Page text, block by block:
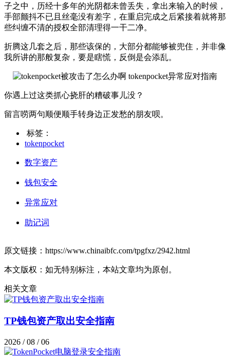
子之中，历经十多年的光阴都未曾丢失，拿出来输入的时候，
手部颤抖不已且丝毫没有差字，在重启完成之后紧接着就将那
些纠缠不清的授权全部清理得一干二净。
折腾这几套之后，那些该保的，大部分都能够被兜住，并非像
我所讲的那般复杂，要是瞎慌，反倒是会添乱。
你遇上过这类抓心挠肝的糟破事儿没？
留言唠两句顺便顺手转身边正发愁的朋友呗。
标签：
tokenpocket
数字资产
钱包安全
异常应对
助记词
原文链接：https://www.chinaibfc.com/tpgfxz/2942.html
本文版权：如无特别标注，本站文章均为原创。
相关文章
TP钱包资产取出安全指南
2026 / 08 / 06